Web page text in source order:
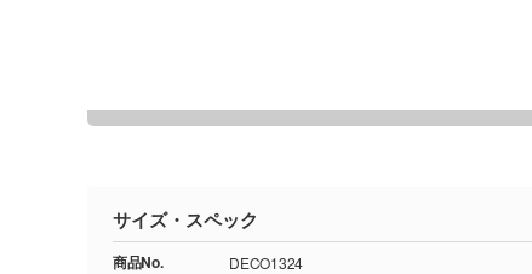
サイズ・スペック
商品No. DECO1324